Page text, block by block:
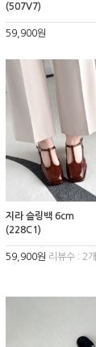
(507V7)
59,900원
지라 슬링백 6cm
(228C1)
59,900원 리뷰수 : 2개